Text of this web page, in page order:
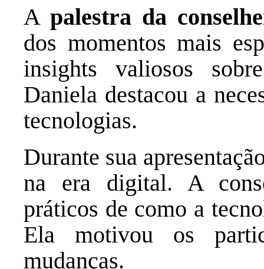
A palestra da
dos momentos mais
insights valiosos
Daniela destacou a
tecnologias.
Durante sua
na era digital. A
práticos de como a
Ela motivou os
mudanças.